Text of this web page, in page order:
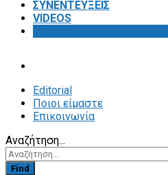
ΣΥΝΕΝΤΕΥΞΕΙΣ
VIDEOS
Editorial
Ποιοι είμαστε
Επικοινωνία
Αναζήτηση...
Find